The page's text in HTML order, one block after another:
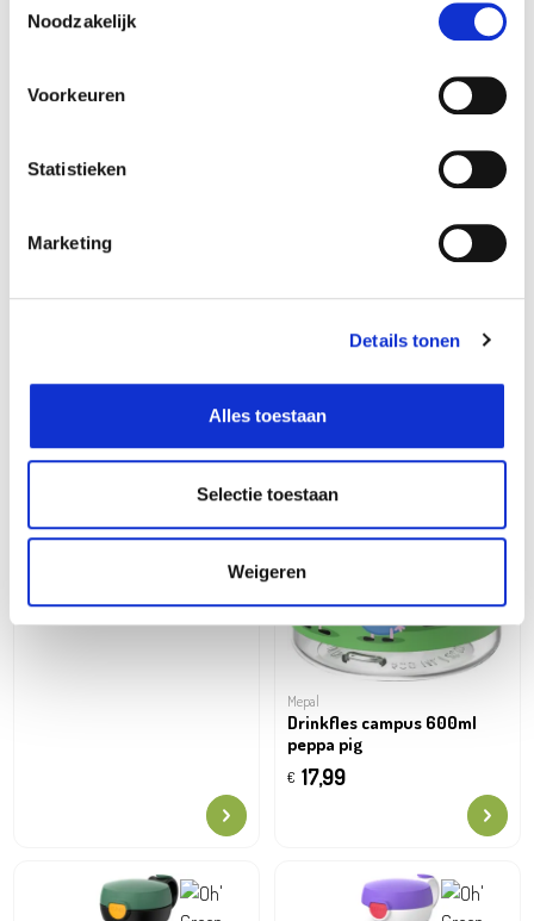
Noodzakelijk
Voorkeuren
Statistieken
Marketing
Details tonen
Alles toestaan
Selectie toestaan
Weigeren
stitch
Mepal
Drinkfles campus 600ml
peppa pig
€ 17,99